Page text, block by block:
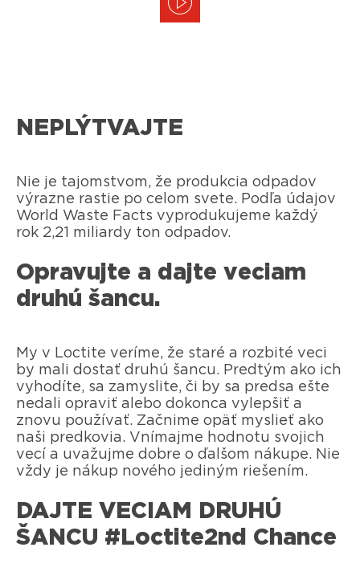
NEPLÝTVAJTE
Nie je tajomstvom, že produkcia odpadov
výrazne rastie po celom svete. Podľa údajov
World Waste Facts vyprodukujeme každý
rok 2,21 miliardy ton odpadov.
Opravujte a dajte veciam
druhú šancu.
My v Loctite veríme, že staré a rozbité veci
by mali dostať druhú šancu. Predtým ako ich
vyhodíte, sa zamyslite, či by sa predsa ešte
nedali opraviť alebo dokonca vylepšiť a
znovu používať. Začnime opäť myslieť ako
naši predkovia. Vnímajme hodnotu svojich
vecí a uvažujme dobre o ďalšom nákupe. Nie
vždy je nákup nového jediným riešením.
DAJTE VECIAM DRUHÚ
ŠANCU #Loctite2nd Chance